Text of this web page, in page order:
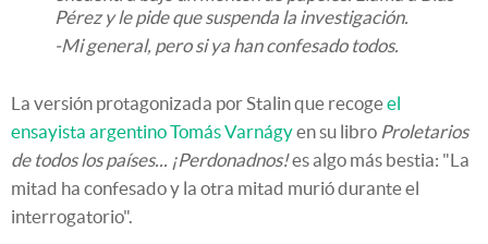
Pérez y le pide que suspenda la investigación.
-Mi general, pero si ya han confesado todos.
La versión protagonizada por Stalin que recogeel
ensayista argentino Tomás Varnágyen su libro Proletarios
de todos los países... ¡Perdonadnos!es algo más bestia: "La
mitad ha confesado y la otra mitad murió durante el
interrogatorio".